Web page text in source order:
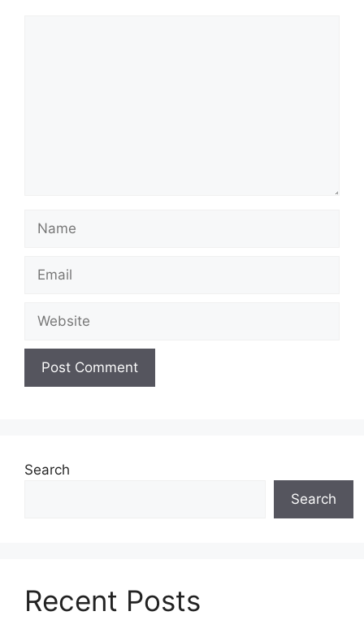
Search
Search
Recent Posts